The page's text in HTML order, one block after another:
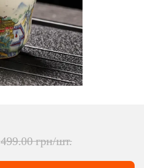
499.00 грн/шт.